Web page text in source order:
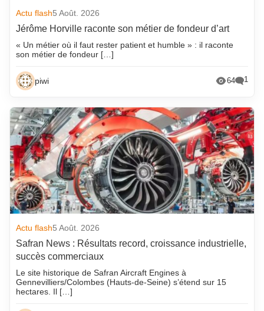
Actu flash5 Août. 2026
Jérôme Horville raconte son métier de fondeur d’art
« Un métier où il faut rester patient et humble » : il raconte
son métier de fondeur […]
piwi 64 1
Actu flash5 Août. 2026
Safran News : Résultats record, croissance industrielle,
succès commerciaux
Le site historique de Safran Aircraft Engines à
Gennevilliers/Colombes (Hauts-de-Seine) s’étend sur 15
hectares. Il […]